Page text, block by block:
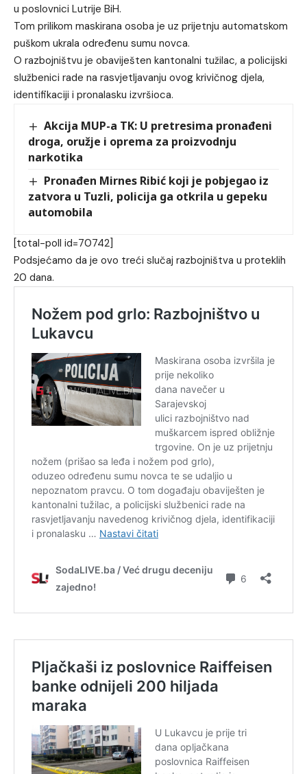
u poslovnici Lutrije BiH.
Tom prilikom maskirana osoba je uz prijetnju automatskom
puškom ukrala određenu sumu novca.
O razbojništvu je obaviješten kantonalni tužilac, a policijski
službenici rade na rasvjetljavanju ovog krivičnog djela,
identifikaciji i pronalasku izvršioca.
Akcija MUP-a TK: U pretresima pronađeni
droga, oružje i oprema za proizvodnju
narkotika
Pronađen Mirnes Ribić koji je pobjegao iz
zatvora u Tuzli, policija ga otkrila u gepeku
automobila
[total-poll id=70742]
Podsjećamo da je ovo treći slučaj razbojništva u proteklih
20 dana.